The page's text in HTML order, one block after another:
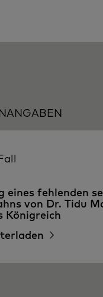
eines fehlenden
von Dr. Tidu
Königreich